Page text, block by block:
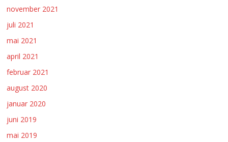
november 2021
juli 2021
mai 2021
april 2021
februar 2021
august 2020
januar 2020
juni 2019
mai 2019